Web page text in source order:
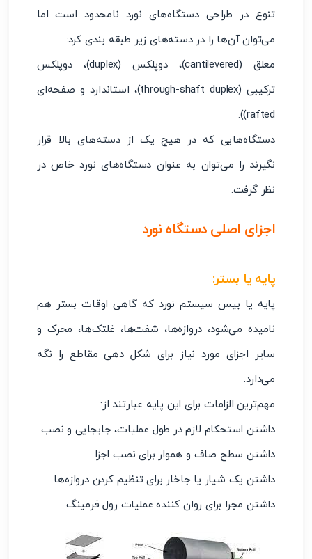
تنوع در طراحی دستگاه‌های نورد نامحدود است اما
می‌توان آن‌ها را در دسته‌های زیر طبقه بندی کرد:
معلق (cantilevered)، دوپلکس (duplex)، دوپلکس
ترکیبی (through-shaft duplex)، استاندارد و صفحه‌ای
rafted)).
دستگاه‌هایی که در هیچ یک از دسته‌های بالا قرار
نگیرند را می‌توان به عنوان دستگاه‌های نورد خاص در
نظر گرفت.
اجزای اصلی دستگاه نورد
پایه یا بستر:
پایه یا بیس سیستم نورد که گاهی اوقات بستر هم
نامیده می‌شود، دروازه‌ها، شفت‌ها، غلتک‌ها، محرک و
سایر اجزای مورد نیاز برای شکل دهی مقاطع را نگه
می‌دارد.
مهم‌ترین الزامات برای این پایه عبارتند از:
داشتن استحکام لازم در طول عملیات، جابجایی و نصب
داشتن سطح صاف و هموار برای نصب اجزا
داشتن یک شیار یا جاخار برای تنظیم کردن دروازه‌ها
داشتن مجرا برای روان کننده عملیات رول فرمینگ